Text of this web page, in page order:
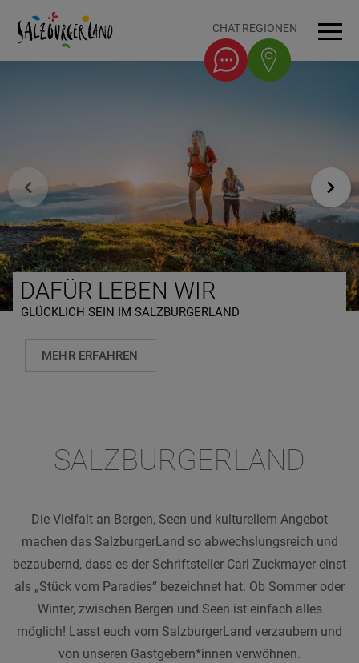
Zum InhaltAccesskey
[0]
Zur NavigationAccesskey
[1]
Zum Seitenanfang
Zum Fuß-BereichAccesskey
[3] CHAT REGIONEN
DAFÜR LEBEN WIR
GLÜCKLICH SEIN IM SALZBURGERLAND
MEHR ERFAHREN
SALZBURGERLAND
Die Vielfalt an Bergen, Seen und kulturellem Angebot
machen das SalzburgerLand so abwechslungsreich und
bezaubernd, dass es der Schriftsteller Carl Zuckmayer einst
als „Stück vom Paradies“ bezeichnet hat. Ob Sommer oder
Winter, zwischen Bergen und Seen ist einfach alles
möglich! Lasst euch vom SalzburgerLand verzaubern und
von unseren Gastgebern*innen verwöhnen.